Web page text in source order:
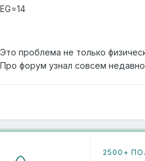
EG=14
Это проблема не только
Про форум узнал совсем
2500+